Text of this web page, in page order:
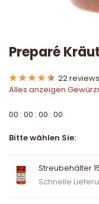
Preparé
22 reviews
Alles anzeigen
00 : 00 : 00 : 00
Bitte wählen Sie:
Streubehälter
Schnelle